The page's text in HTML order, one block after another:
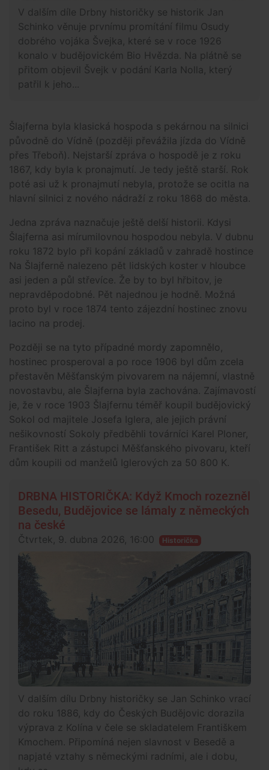
V dalším díle Drbny historičky se historik Jan
Schinko věnuje prvnímu promítání filmu Osudy
dobrého vojáka Švejka, které se v roce 1926
konalo v budějovickém Bio Hvězda. Na plátně se
přitom objevil Švejk v podání Karla Nolla, který
patřil k jeho...
Šlajferna byla klasická hospoda s pekárnou na silnici
původně do Vídně (později převážila jízda do Vídně
přes Třeboň). Nejstarší zpráva o hospodě je z roku
1867, kdy byla k pronajmutí. Je tedy ještě starší. Rok
poté asi už k pronajmutí nebyla, protože se ocitla na
hlavní silnici z nového nádraží z roku 1868 do města.
Jedna zpráva naznačuje ještě delší historii. Kdysi
Šlajferna asi mírumilovnou hospodou nebyla. V dubnu
roku 1872 bylo při kopání základů v zahradě hostince
Na Šlajferně nalezeno pět lidských koster v hloubce
asi jeden a půl střevíce. Že by to byl hřbitov, je
nepravděpodobné. Pět najednou je hodně. Možná
proto byl v roce 1874 tento zájezdní hostinec znovu
lacino na prodej.
Později se na tyto případné mordy zapomnělo,
hostinec prosperoval a po roce 1906 byl dům zcela
přestavěn Měšťanským pivovarem na nájemní, vlastně
novostavbu, ale Šlajferna byla zachována. Zajímavostí
je, že v roce 1903 Šlajfernu téměř koupil budějovický
Sokol od majitele Josefa Iglera, ale jejich právní
nešikovností Sokoly předběhli továrníci Karel Ploner,
František Ritt a zástupci Měšťanského pivovaru, kteří
dům koupili od manželů Iglerových za 50 800 K.
DRBNA HISTORIČKA: Když Kmoch rozezněl
Besedu, Budějovice se lámaly z německých
na české
Čtvrtek, 9. dubna 2026, 16:00 Historička
V dalším dílu Drbny historičky se Jan Schinko vrací
do roku 1886, kdy do Českých Budějovic dorazila
výprava z Kolína v čele se skladatelem Františkem
Kmochem. Připomíná nejen slavnost v Besedě a
napjaté vztahy s německými radními, ale i dobu,